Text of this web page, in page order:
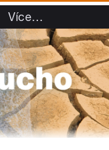
Více…